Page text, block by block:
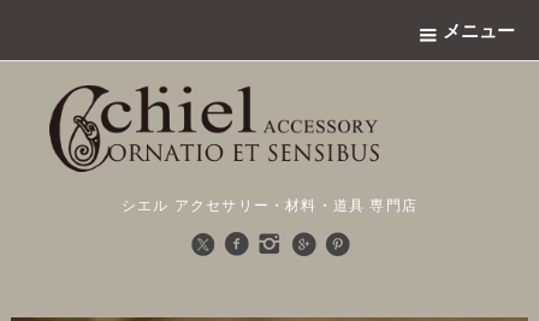
メニュー
シエル アクセサリー・材料・道具 専門店